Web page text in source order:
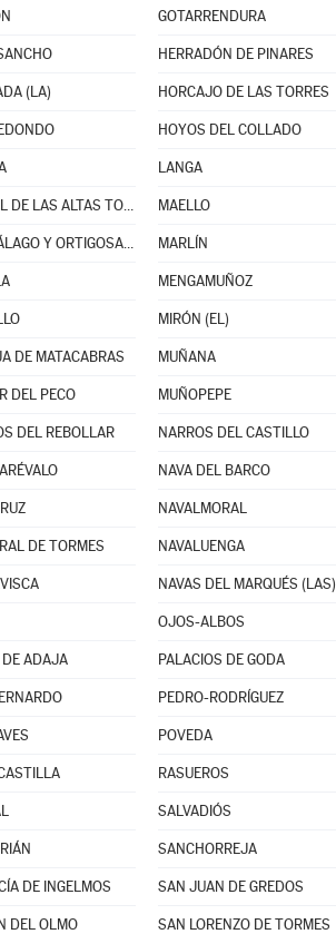
GOTARRENDURA
HERRADÓN DE PINARES
(LA) HORCAJO DE LAS TORRES
HOYOS DEL COLLADO
LANGA
MADRIGAL DE LAS ALTAS TORRES MAELLO
MANJABÁLAGO Y ORTIGOSA DE RIOALMAR MARLÍN
MENGAMUÑOZ
MIRÓN (EL)
DE MATACABRAS MUÑANA
DEL PECO MUÑOPEPE
DEL REBOLLAR NARROS DEL CASTILLO
NAVA DEL BARCO
NAVALMORAL
DE TORMES NAVALUENGA
NAVAS DEL MARQUÉS (LAS)
OJOS-ALBOS
DE ADAJA PALACIOS DE GODA
PEDRO-RODRÍGUEZ
POVEDA
RASUEROS
SALVADIÓS
SANCHORREJA
DE INGELMOS SAN JUAN DE GREDOS
DEL OLMO SAN LORENZO DE TORMES